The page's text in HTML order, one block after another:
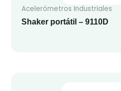
Acelerómetros Industriales
Shaker portátil – 9110D